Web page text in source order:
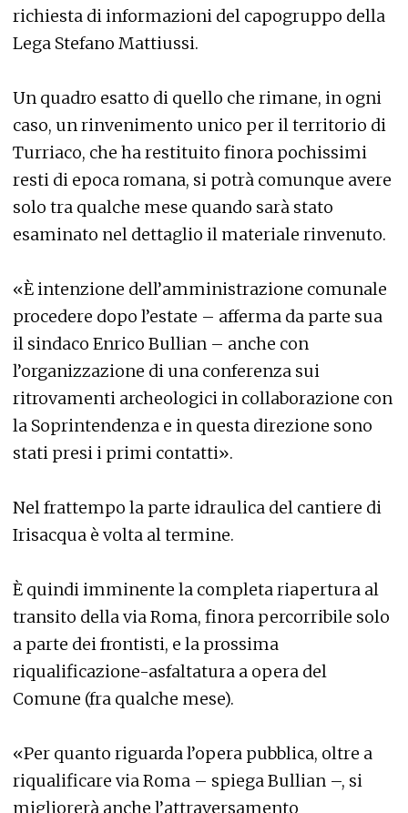
richiesta di informazioni del capogruppo della
Lega Stefano Mattiussi.
Un quadro esatto di quello che rimane, in ogni
caso, un rinvenimento unico per il territorio di
Turriaco, che ha restituito finora pochissimi
resti di epoca romana, si potrà comunque avere
solo tra qualche mese quando sarà stato
esaminato nel dettaglio il materiale rinvenuto.
«È intenzione dell’amministrazione comunale
procedere dopo l’estate – afferma da parte sua
il sindaco Enrico Bullian – anche con
l’organizzazione di una conferenza sui
ritrovamenti archeologici in collaborazione con
la Soprintendenza e in questa direzione sono
stati presi i primi contatti».
Nel frattempo la parte idraulica del cantiere di
Irisacqua è volta al termine.
È quindi imminente la completa riapertura al
transito della via Roma, finora percorribile solo
a parte dei frontisti, e la prossima
riqualificazione-asfaltatura a opera del
Comune (fra qualche mese).
«Per quanto riguarda l’opera pubblica, oltre a
riqualificare via Roma – spiega Bullian –, si
migliorerà anche l’attraversamento